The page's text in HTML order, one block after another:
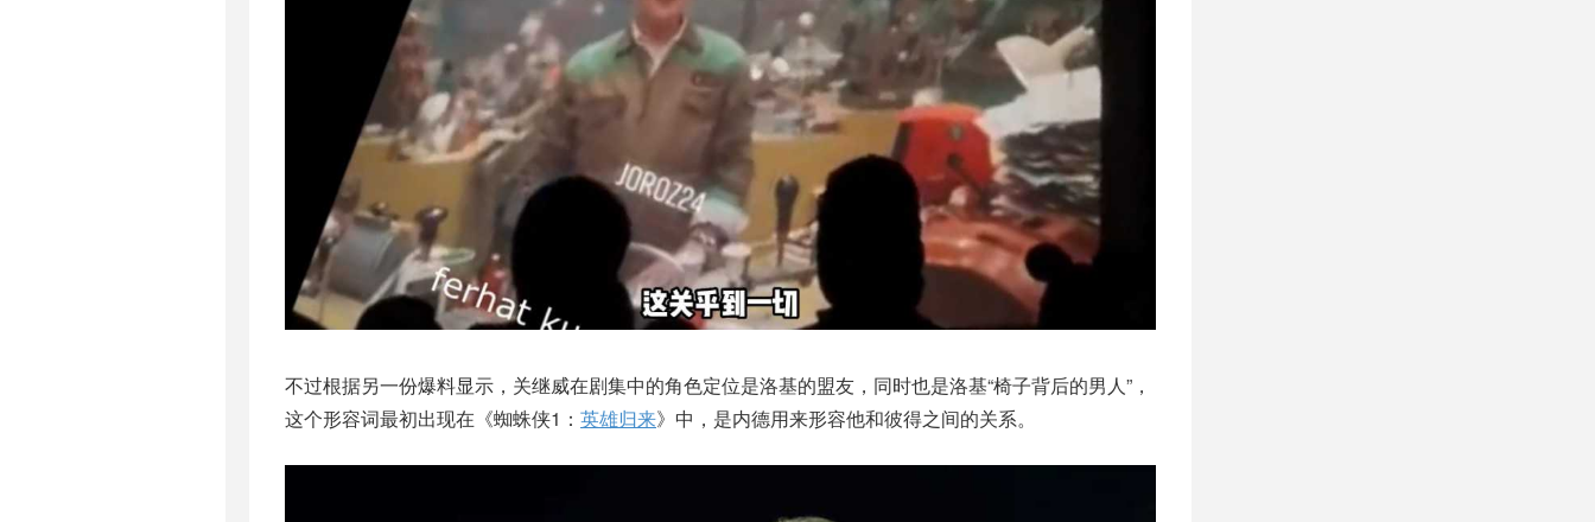
不过根据另一份爆料显示，关继威在剧集中的角色定位是洛基的盟友，同时也是洛基“椅子背后的男人”，
这个形容词最初出现在《蜘蛛侠1： 英雄归来》中，是内德用来形容他和彼得之间的关系。